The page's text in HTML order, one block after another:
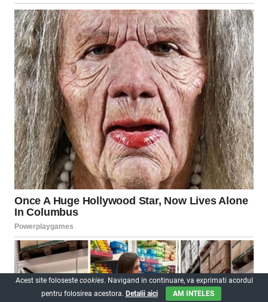
Acest site foloseste cookies. Navigand in continuare, va exprimati acordul
pentru folosirea acestora. Detalii aici AM INTELES